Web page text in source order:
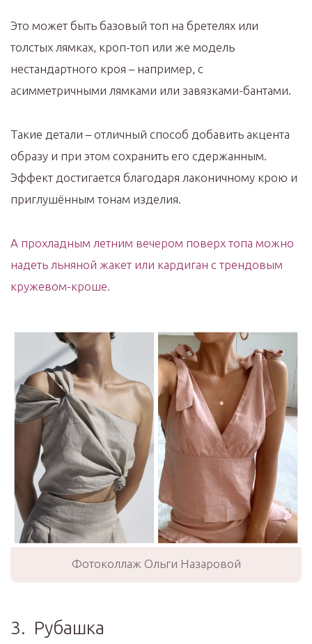
Это может быть базовый топ на бретелях или
толстых лямках, кроп-топ или же модель
нестандартного кроя – например, с
асимметричными лямками или завязками-бантами.
Такие детали – отличный способ добавить акцента
образу и при этом сохранить его сдержанным.
Эффект достигается благодаря лаконичному крою и
приглушённым тонам изделия.
А прохладным летним вечером поверх топа можно
надеть льняной жакет или кардиган с трендовым
кружевом-кроше.
Фотоколлаж Ольги Назаровой
3. Рубашка